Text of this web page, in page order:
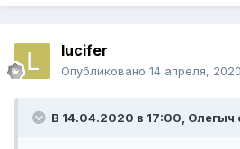
lucifer
Опубликовано 14 апреля, 2020
В 14.04.2020 в 17:00, Олегыч